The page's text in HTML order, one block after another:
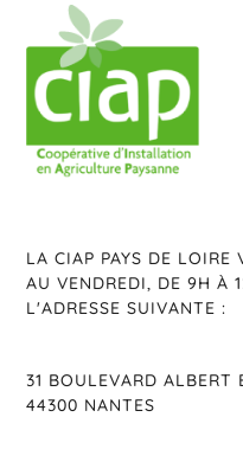
LA CIAP PAYS DE LOIRE
AU VENDREDI, DE 9H À
L'ADRESSE SUIVANTE :
31 BOULEVARD ALBERT
44300 NANTES